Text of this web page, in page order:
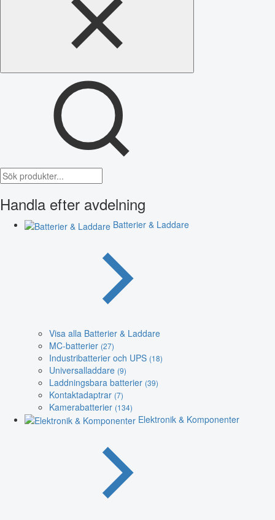
Handla efter avdelning
Batterier & Laddare
Visa alla Batterier & Laddare
MC-batterier (27)
Industribatterier och UPS (18)
Universalladdare (9)
Laddningsbara batterier (39)
Kontaktadaptrar (7)
Kamerabatterier (134)
Elektronik & Komponenter